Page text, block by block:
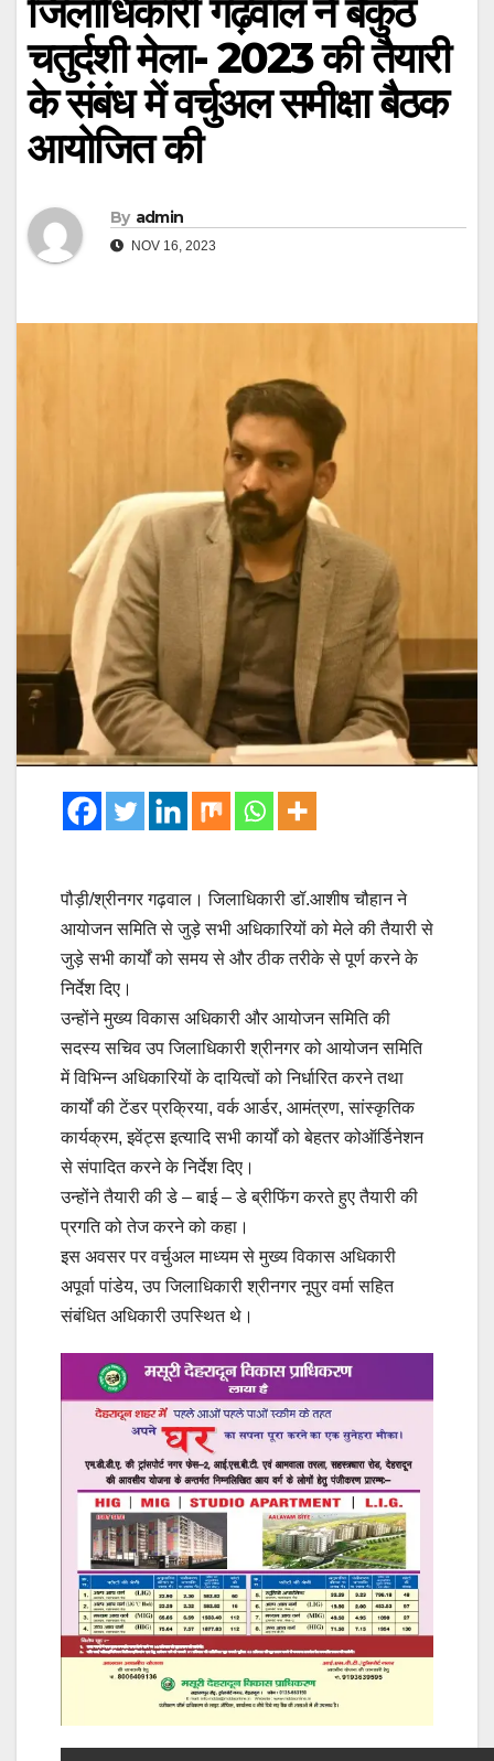
जिलाधिकारी गढ़वाल ने बैकुंठ
चतुर्दशी मेला- 2023 की तैयारी
के संबंध में वर्चुअल समीक्षा बैठक
आयोजित की
By admin
NOV 16, 2023
पौड़ी/श्रीनगर गढ़वाल। जिलाधिकारी डॉ.आशीष चौहान ने
आयोजन समिति से जुड़े सभी अधिकारियों को मेले की तैयारी से
जुड़े सभी कार्यों को समय से और ठीक तरीके से पूर्ण करने के
निर्देश दिए।
उन्होंने मुख्य विकास अधिकारी और आयोजन समिति की
सदस्य सचिव उप जिलाधिकारी श्रीनगर को आयोजन समिति
में विभिन्न अधिकारियों के दायित्वों को निर्धारित करने तथा
कार्यों की टेंडर प्रक्रिया, वर्क आर्डर, आमंत्रण, सांस्कृतिक
कार्यक्रम, इवेंट्स इत्यादि सभी कार्यों को बेहतर कोऑर्डिनेशन
से संपादित करने के निर्देश दिए।
उन्होंने तैयारी की डे – बाई – डे ब्रीफिंग करते हुए तैयारी की
प्रगति को तेज करने को कहा।
इस अवसर पर वर्चुअल माध्यम से मुख्य विकास अधिकारी
अपूर्वा पांडेय, उप जिलाधिकारी श्रीनगर नूपुर वर्मा सहित
संबंधित अधिकारी उपस्थित थे।